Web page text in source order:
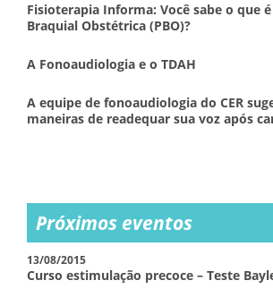
Fisioterapia Informa: Você sabe o que
Braquial Obstétrica (PBO)?
A Fonoaudiologia e o TDAH
A equipe de fonoaudiologia do CER
maneiras de readequar sua voz após
Próximos eventos
13/08/2015
Curso estimulação precoce – Teste